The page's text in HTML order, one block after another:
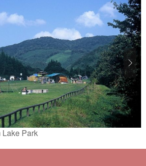
Lake Park